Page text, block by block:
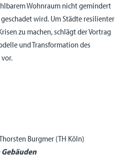
Wohnraum nicht gemindert
wird. Um Städte resilienter
zu machen, schlägt der Vortrag
und Transformation des
Burgmer (TH Köln)